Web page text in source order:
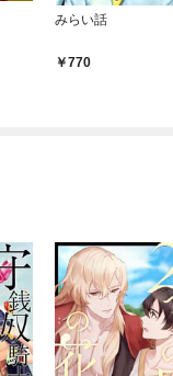
みらい話
770